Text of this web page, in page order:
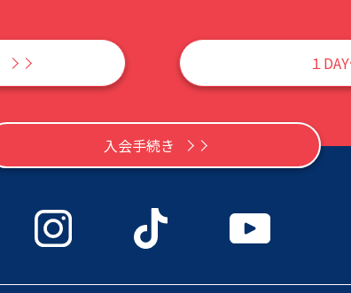
１
入会手続き